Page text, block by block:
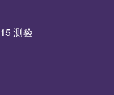
15测验